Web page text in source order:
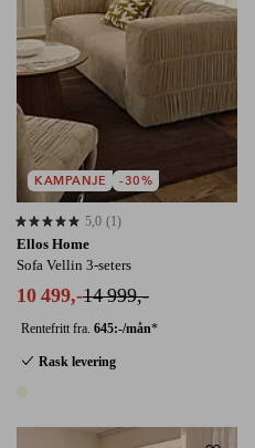
Ellos Home
Sofa Vellin 3-seters
10 499,-14 999,-
Rentefritt fra. 645:-/mån*
Rask levering
5,0 basert på 1 karaktergivninger
5,0 (1)
KAMPANJE -30%